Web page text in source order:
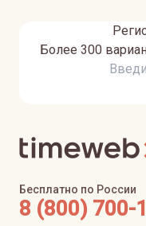
Более 300
Бесплатно по России
8 (800) 700-